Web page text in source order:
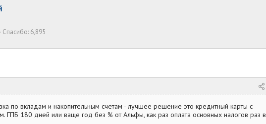
Спасибо 6,895
по вкладам и накопительным счетам - лучшее решение это кредитный карты с
ГПБ 180 дней или ваще год без % от Альфы, как раз оплата основных налогов раз в